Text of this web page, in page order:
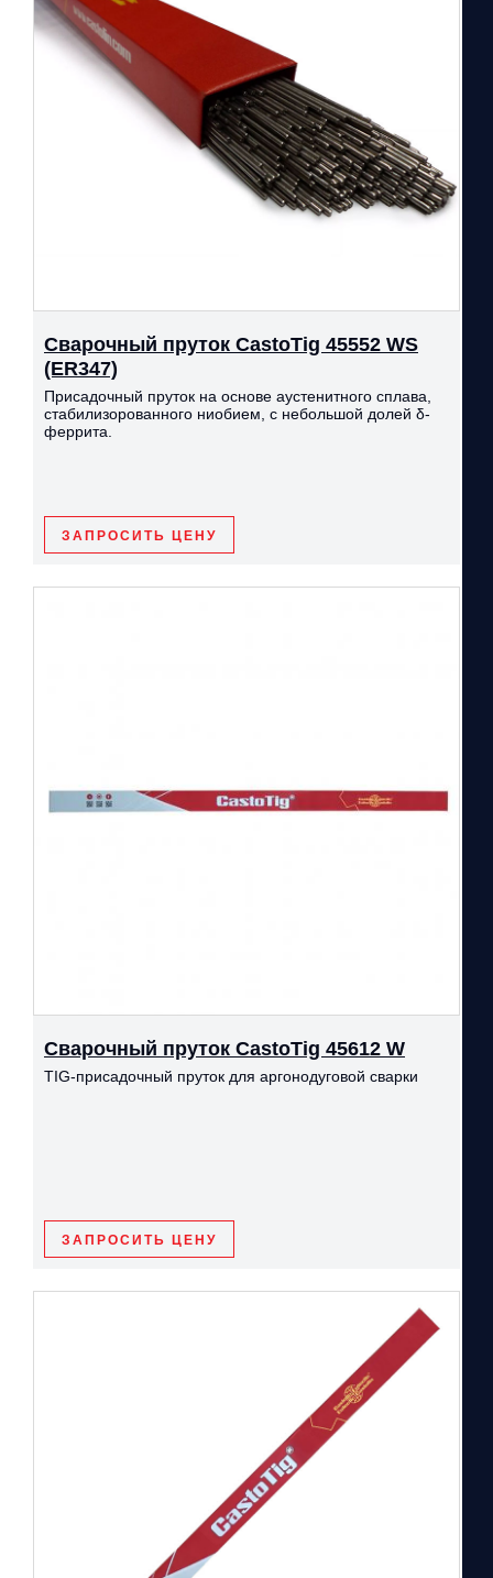
Сварочный пруток CastoTig 45552 WS
(ER347)
Присадочный пруток на основе аустенитного сплава,
стабилизорованного ниобием, с небольшой долей δ-
феррита.
ЗАПРОСИТЬ ЦЕНУ
Сварочный пруток CastoTig 45612 W
TIG-присадочный пруток для аргонодуговой сварки
ЗАПРОСИТЬ ЦЕНУ